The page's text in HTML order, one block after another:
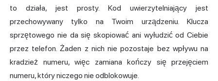
to działa, jest prosty. Kod uwierzytelniający jest
przechowywany tylko na Twoim urządzeniu. Klucza
sprzętowego nie da się skopiować ani wyłudzić od Ciebie
przez telefon. Żaden z nich nie pozostaje bez wpływu na
kradzież numeru, więc zamiana kończy się przejęciem
numeru, który niczego nie odblokowuje.